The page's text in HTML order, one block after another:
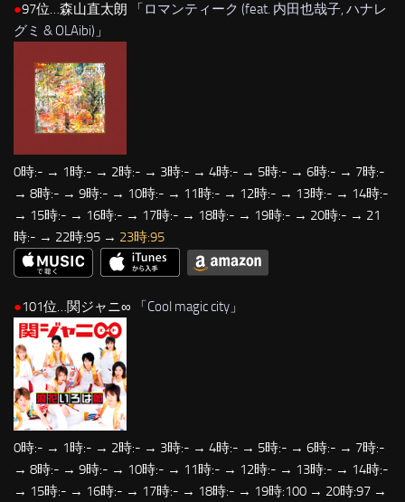
●97位…森山直太朗 「 ロマンティーク (feat. 内田也哉子, ハナレ
グミ & OLAibi) 」
0時:- → 1時:- → 2時:- → 3時:- → 4時:- → 5時:- → 6時:- → 7時:-
→ 8時:- → 9時:- → 10時:- → 11時:- → 12時:- → 13時:- → 14時:-
→ 15時:- → 16時:- → 17時:- → 18時:- → 19時:- → 20時:- → 21
時:- → 22時:95 → 23時:95
●101位…関ジャニ∞ 「Cool magic city 」
0時:- → 1時:- → 2時:- → 3時:- → 4時:- → 5時:- → 6時:- → 7時:-
→ 8時:- → 9時:- → 10時:- → 11時:- → 12時:- → 13時:- → 14時:-
→ 15時:- → 16時:- → 17時:- → 18時:- → 19時:100 → 20時:97 →